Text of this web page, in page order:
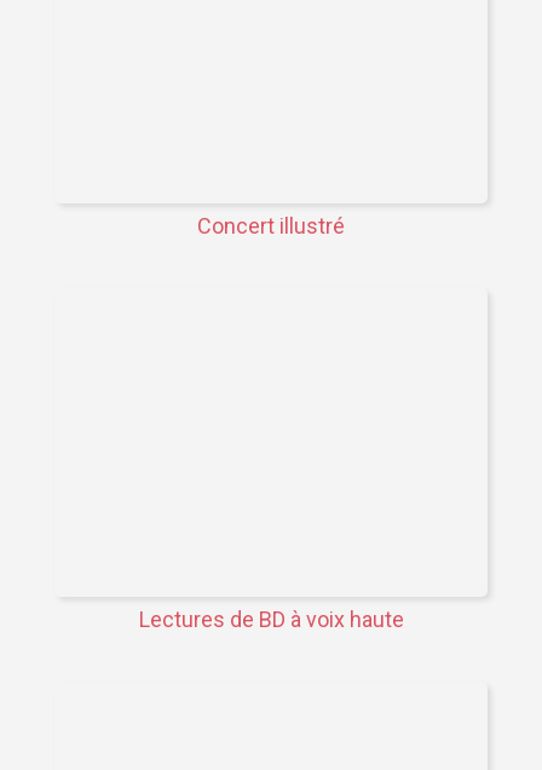
Concert illustré
Lectures de BD à voix haute